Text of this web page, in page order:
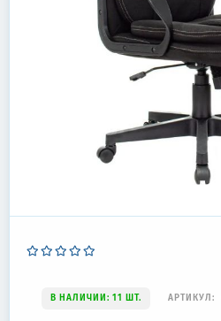
В НАЛИЧИИ: 11 ШТ. АРТИКУЛ: